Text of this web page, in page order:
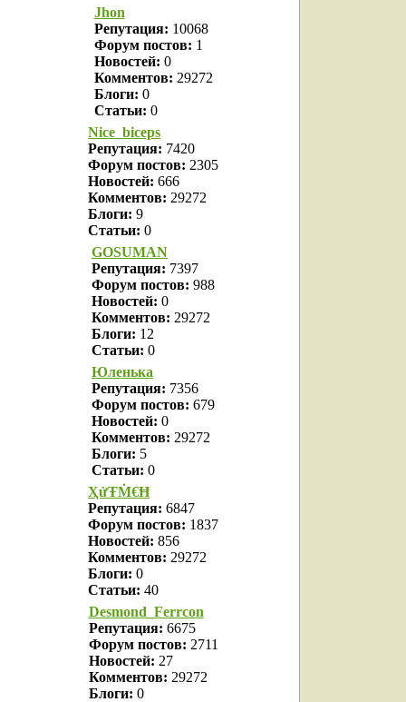
Jhon
Репутация: 10068
Форум постов: 1
Новостей: 0
Комментов: 29272
Блоги: 0
Статьи: 0
Nice_biceps
Репутация: 7420
Форум постов: 2305
Новостей: 666
Комментов: 29272
Блоги: 9
Статьи: 0
GOSUMAN
Репутация: 7397
Форум постов: 988
Новостей: 0
Комментов: 29272
Блоги: 12
Статьи: 0
Юленька
Репутация: 7356
Форум постов: 679
Новостей: 0
Комментов: 29272
Блоги: 5
Статьи: 0
ҲửŦṀ€Ħ
Репутация: 6847
Форум постов: 1837
Новостей: 856
Комментов: 29272
Блоги: 0
Статьи: 40
Desmond_Ferrcon
Репутация: 6675
Форум постов: 2711
Новостей: 27
Комментов: 29272
Блоги: 0